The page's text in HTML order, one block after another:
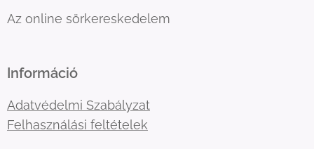
Az online sörkereskedelem
Információ
Adatvédelmi Szabályzat
Felhasználási feltételek